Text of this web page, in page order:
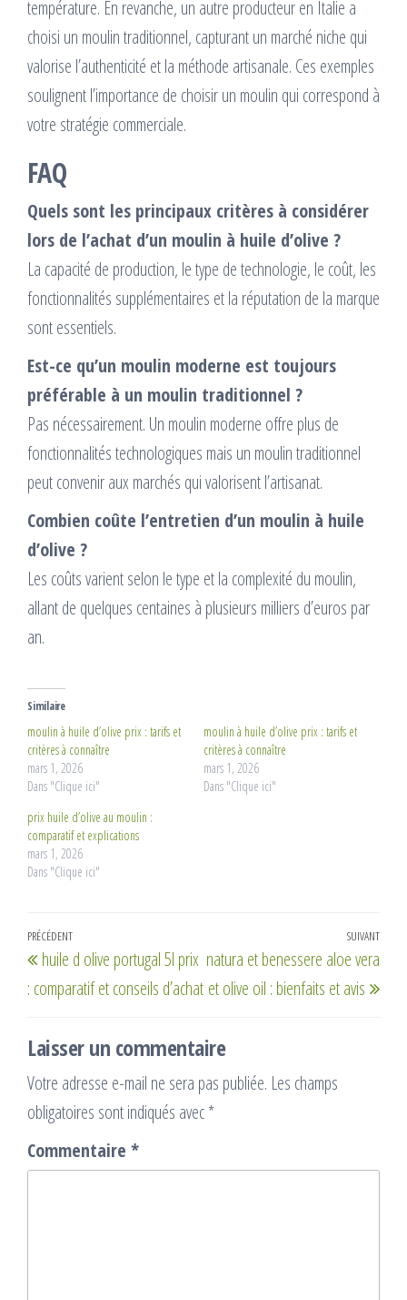
température. En revanche, un autre producteur en Italie a
choisi un moulin traditionnel, capturant un marché niche qui
valorise l’authenticité et la méthode artisanale. Ces exemples
soulignent l’importance de choisir un moulin qui correspond à
votre stratégie commerciale.
FAQ
Quels sont les principaux critères à considérer
lors de l’achat d’un moulin à huile d’olive ?
La capacité de production, le type de technologie, le coût, les
fonctionnalités supplémentaires et la réputation de la marque
sont essentiels.
Est-ce qu’un moulin moderne est toujours
préférable à un moulin traditionnel ?
Pas nécessairement. Un moulin moderne offre plus de
fonctionnalités technologiques mais un moulin traditionnel
peut convenir aux marchés qui valorisent l’artisanat.
Combien coûte l’entretien d’un moulin à huile
d’olive ?
Les coûts varient selon le type et la complexité du moulin,
allant de quelques centaines à plusieurs milliers d’euros par
an.
Similaire
moulin à huile d’olive prix : tarifs et
critères à connaître
mars 1, 2026
Dans "Clique ici"
moulin à huile d’olive prix : tarifs et
critères à connaître
mars 1, 2026
Dans "Clique ici"
prix huile d’olive au moulin :
comparatif et explications
mars 1, 2026
Dans "Clique ici"
Navigation
de
l’article
Article
précédent
PRÉCÉDENT
huile d olive portugal 5l prix
: comparatif et conseils d’achat
SUIVANT
natura et benessere aloe vera
et olive oil : bienfaits et avis
Laisser un commentaire
Votre adresse e-mail ne sera pas publiée. Les champs
obligatoires sont indiqués avec*
Commentaire *